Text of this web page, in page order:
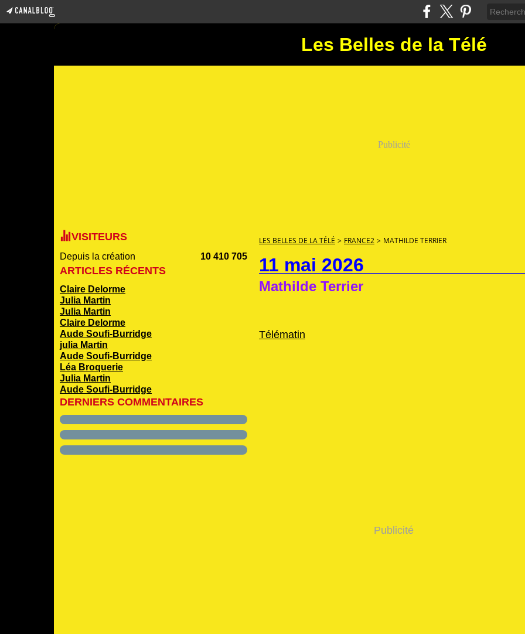
Les Belles de la Télé
Publicité
VISITEURS
Depuis la création 10 410 705
ARTICLES RÉCENTS
Claire Delorme
Julia Martin
Julia Martin
Claire Delorme
Aude Soufi-Burridge
julia Martin
Aude Soufi-Burridge
Léa Broquerie
Julia Martin
Aude Soufi-Burridge
DERNIERS COMMENTAIRES
LES BELLES DE LA TÉLÉ > FRANCE2 > MATHILDE TERRIER
11 mai 2026
Mathilde Terrier
Télématin
Publicité